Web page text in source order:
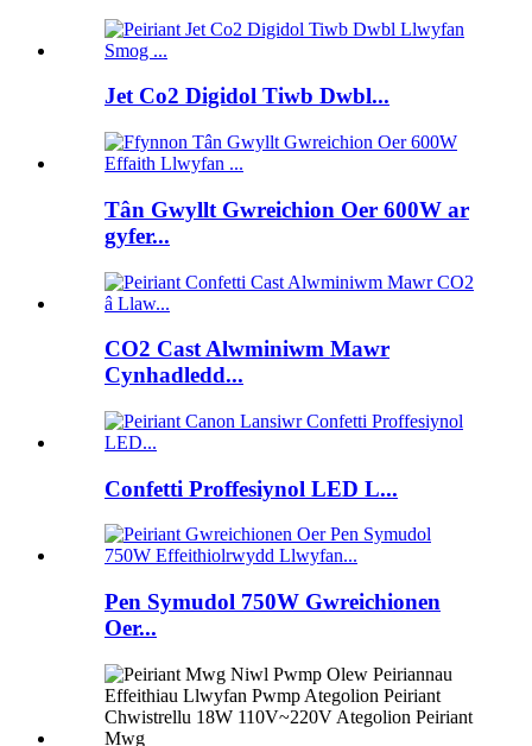
Jet Co2 Digidol Tiwb Dwbl...
Tân Gwyllt Gwreichion Oer 600W ar
gyfer...
CO2 Cast Alwminiwm Mawr
Cynhadledd...
Confetti Proffesiynol LED L...
Pen Symudol 750W Gwreichionen
Oer...